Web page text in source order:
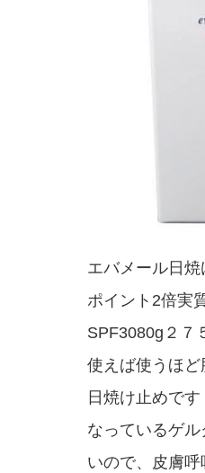
エバメール日焼
ポイント2倍実
SPF3080g２７
使えば使うほ
日焼け止めで
なっているゲ
いので、皮膚